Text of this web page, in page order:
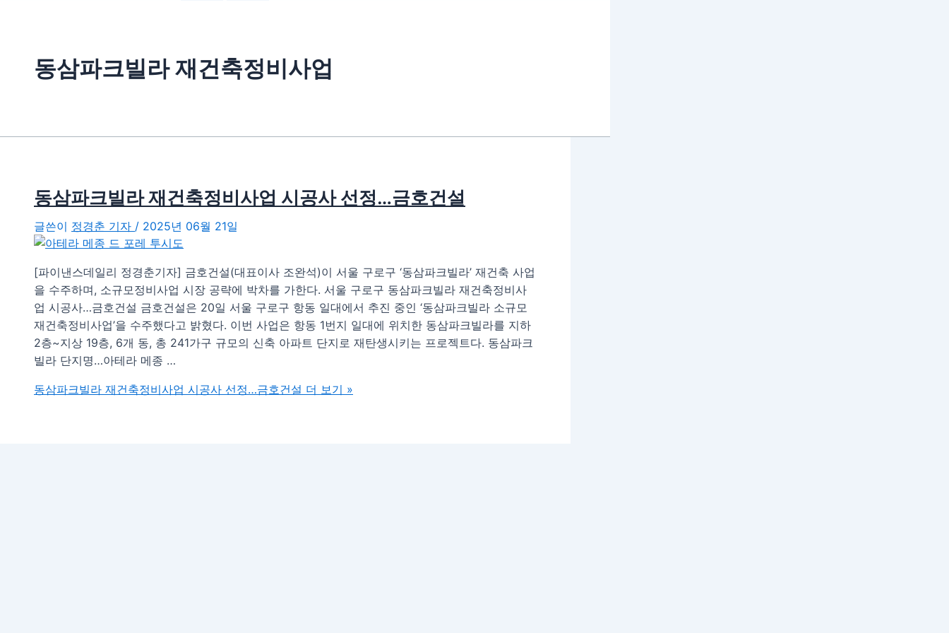
동삼파크빌라 재건축정비사업
동삼파크빌라 재건축정비사업 시공사 선정…금호건설
글쓴이 정경춘 기자 / 2025년 06월 21일
[파이낸스데일리 정경춘기자] 금호건설(대표이사 조완석)이 서울 구로구 ‘동삼파크빌라’ 재건축 사업
을 수주하며, 소규모정비사업 시장 공략에 박차를 가한다. 서울 구로구 동삼파크빌라 재건축정비사
업 시공사…금호건설 금호건설은 20일 서울 구로구 항동 일대에서 추진 중인 ‘동삼파크빌라 소규모
재건축정비사업’을 수주했다고 밝혔다. 이번 사업은 항동 1번지 일대에 위치한 동삼파크빌라를 지하
2층~지상 19층, 6개 동, 총 241가구 규모의 신축 아파트 단지로 재탄생시키는 프로젝트다. 동삼파크
빌라 단지명…아테라 메종 …
동삼파크빌라 재건축정비사업 시공사 선정…금호건설 더 보기 »